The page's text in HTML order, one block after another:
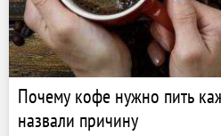
Почему кофе нужно пить
назвали причину